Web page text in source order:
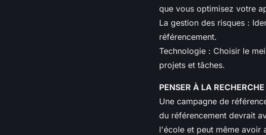
que vous optimisez votre
La gestion des risques :
référencement.
Technologie : Choisir le
projets et tâches.
PENSER À LA RECHERCHE
Une campagne de
du référencement devrait
l'école et peut même avoir